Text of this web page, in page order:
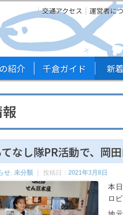
交通アクセス 運営者に
紹介 千倉ガイド 新
なし隊PR活動で、岡
せ, 未分類 ｜ 投稿日： 2021年3月8日
本
ロ